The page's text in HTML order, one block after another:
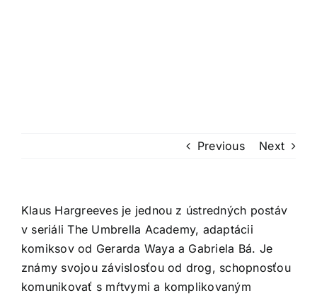
Previous Next
Klaus Hargreeves je jednou z ústredných postáv
v seriáli The Umbrella Academy, adaptácii
komiksov od Gerarda Waya a Gabriela Bá. Je
známy svojou závislosťou od drog, schopnosťou
komunikovať s mŕtvymi a komplikovaným